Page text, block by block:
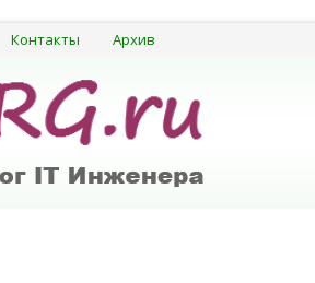
Контакты Архив